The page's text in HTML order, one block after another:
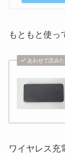
もともと使っ
あわせて読みた
ワイヤレス充